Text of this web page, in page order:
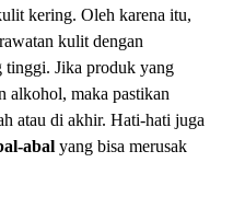
kering. Oleh karena itu,
kulit dengan
tinggi. Jika produk yang
alkohol, maka pastikan
atau di akhir. Hati-hati juga
abal yang bisa merusak